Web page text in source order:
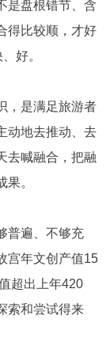
是盘根错节、含
得比较顺，才好
好。
，是满足旅游者
动地去推动、去
去喊融合，把融
。
普遍、不够充
宫年文创产值15
超出上年420
索和尝试得来